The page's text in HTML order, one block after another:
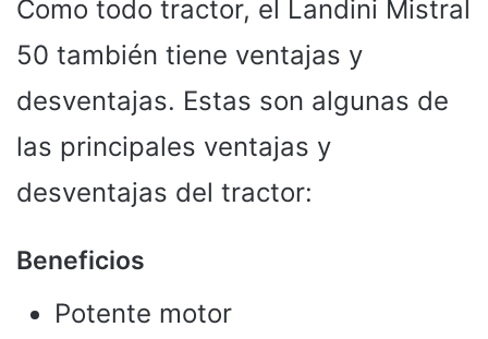
Como todo tractor, el Landini Mistral
50 también tiene ventajas y
desventajas. Estas son algunas de
las principales ventajas y
desventajas del tractor:
Beneficios
Potente motor